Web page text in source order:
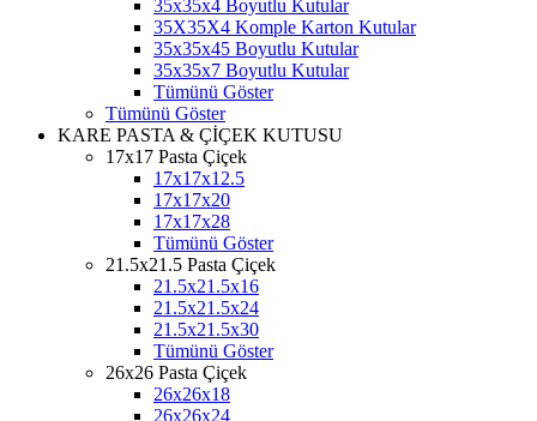
35x35x4 Boyutlu Kutular
35X35X4 Komple Karton Kutular
35x35x45 Boyutlu Kutular
35x35x7 Boyutlu Kutular
Tümünü Göster
Tümünü Göster
KARE PASTA & ÇİÇEK KUTUSU
17x17 Pasta Çiçek
17x17x12.5
17x17x20
17x17x28
Tümünü Göster
21.5x21.5 Pasta Çiçek
21.5x21.5x16
21.5x21.5x24
21.5x21.5x30
Tümünü Göster
26x26 Pasta Çiçek
26x26x18
26x26x24